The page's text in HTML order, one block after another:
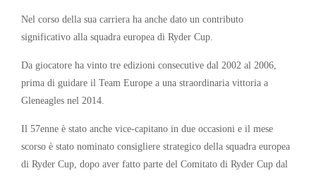
Nel corso della sua carriera ha anche dato un contributo
significativo alla squadra europea di Ryder Cup.
Da giocatore ha vinto tre edizioni consecutive dal 2002 al 2006,
prima di guidare il Team Europe a una straordinaria vittoria a
Gleneagles nel 2014.
Il 57enne è stato anche vice-capitano in due occasioni e il mese
scorso è stato nominato consigliere strategico della squadra europea
di Ryder Cup, dopo aver fatto parte del Comitato di Ryder Cup dal